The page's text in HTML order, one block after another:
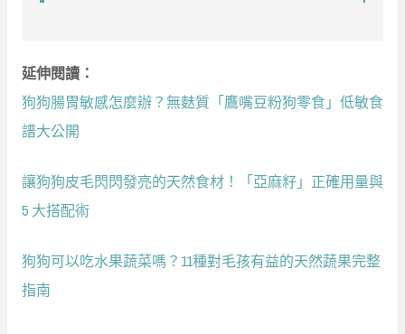
延伸閱讀：
狗狗腸胃敏感怎麼辦？無麩質「鷹嘴豆粉狗零食」低敏食
譜大公開
讓狗狗皮毛閃閃發亮的天然食材！「亞麻籽」正確用量與
5 大搭配術
狗狗可以吃水果蔬菜嗎？11種對毛孩有益的天然蔬果完整
指南